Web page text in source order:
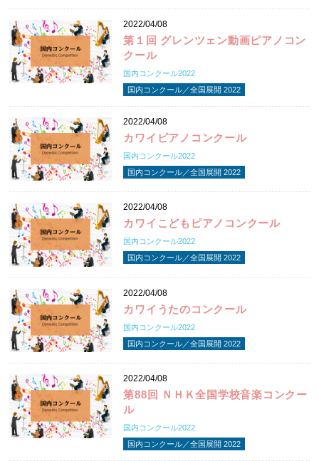
2022/04/08
第１回 グレンツェン動画ピアノコン
クール
国内コンクール2022
国内コンクール／全国展開 2022
2022/04/08
カワイピアノコンクール
国内コンクール2022
国内コンクール／全国展開 2022
2022/04/08
カワイこどもピアノコンクール
国内コンクール2022
国内コンクール／全国展開 2022
2022/04/08
カワイうたのコンクール
国内コンクール2022
国内コンクール／全国展開 2022
2022/04/08
第88回 ＮＨＫ全国学校音楽コンクー
ル
国内コンクール2022
国内コンクール／全国展開 2022